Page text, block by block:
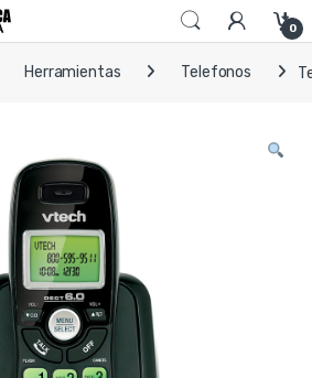
0
Herramientas Telefonos